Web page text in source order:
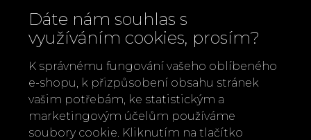
Dáte nám souhlas s
využíváním cookies, prosím?
K správnému fungování vašeho oblíbeného
e-shopu, k přizpůsobení obsahu stránek
vašim potřebám, ke statistickým a
marketingovým účelům používáme
soubory cookie. Kliknutím na tlačítko